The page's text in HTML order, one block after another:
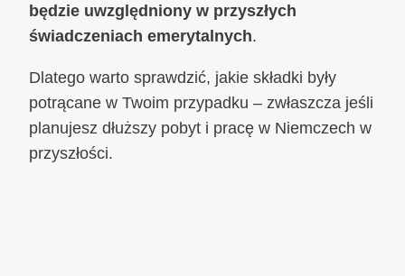
będzie uwzględniony w przyszłych
świadczeniach emerytalnych.
Dlatego warto sprawdzić, jakie składki były
potrącane w Twoim przypadku – zwłaszcza jeśli
planujesz dłuższy pobyt i pracę w Niemczech w
przyszłości.